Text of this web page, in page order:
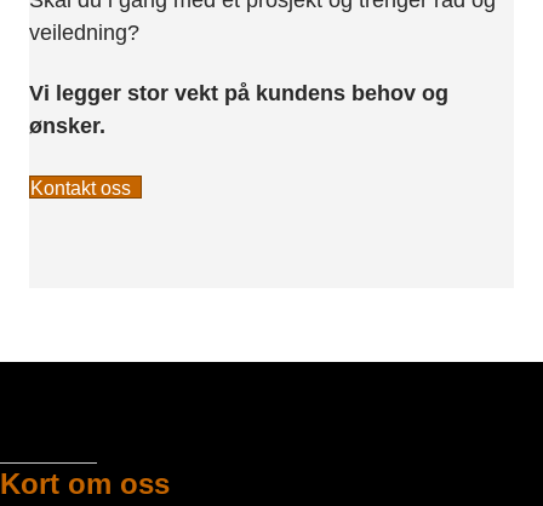
veiledning?
Vi legger stor vekt på kundens behov og
ønsker.
Kontakt oss
Kort om oss